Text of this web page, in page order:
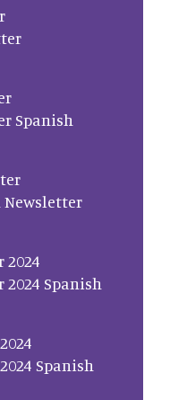
Spanish
Newsletter
2024
2024 Spanish
Spanish